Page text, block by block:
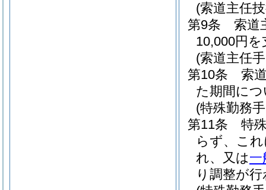
(索道主任
第9条
索道
10,000円
(索道主任
第10条
索
た期間に
(特殊勤務
第11条
特
らず、こ
れ、又は一
り調整が